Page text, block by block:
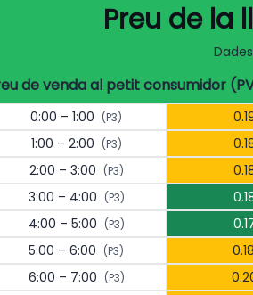
Preu de la
de venda al petit consumidor
0:00 – 1:00 (P3)
1:00 – 2:00 (P3)
2:00 – 3:00 (P3)
3:00 – 4:00 (P3)
4:00 – 5:00 (P3)
5:00 – 6:00 (P3)
6:00 – 7:00 (P3)